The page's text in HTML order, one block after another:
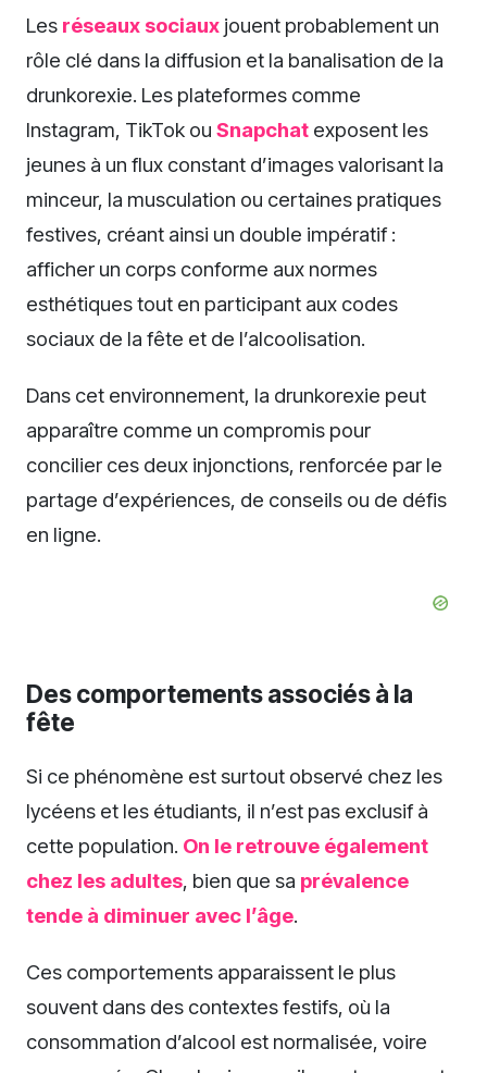
Les réseaux sociaux jouent probablement un
rôle clé dans la diffusion et la banalisation de la
drunkorexie. Les plateformes comme
Instagram, TikTok ou Snapchat exposent les
jeunes à un flux constant d’images valorisant la
minceur, la musculation ou certaines pratiques
festives, créant ainsi un double impératif :
afficher un corps conforme aux normes
esthétiques tout en participant aux codes
sociaux de la fête et de l’alcoolisation.
Dans cet environnement, la drunkorexie peut
apparaître comme un compromis pour
concilier ces deux injonctions, renforcée par le
partage d’expériences, de conseils ou de défis
en ligne.
Des comportements associés à la
fête
Si ce phénomène est surtout observé chez les
lycéens et les étudiants, il n’est pas exclusif à
cette population. On le retrouve également
chez les adultes, bien que sa prévalence
tende à diminuer avec l’âge.
Ces comportements apparaissent le plus
souvent dans des contextes festifs, où la
consommation d’alcool est normalisée, voire